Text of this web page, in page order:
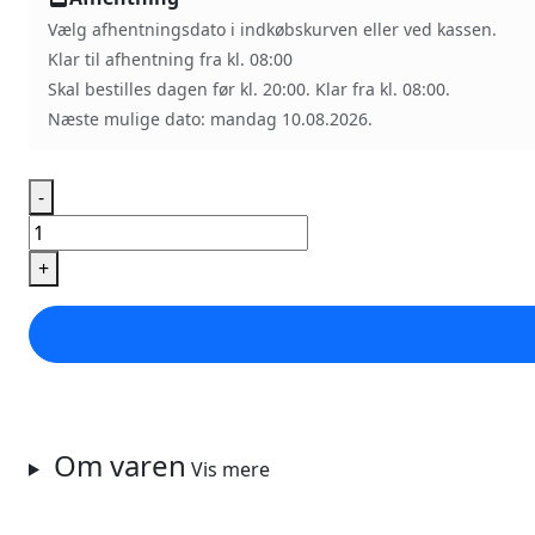
Vælg afhentningsdato i indkøbskurven eller ved kassen.
Klar til afhentning fra kl. 08:00
Skal bestilles dagen før kl. 20:00. Klar fra kl. 08:00.
Næste mulige dato: mandag 10.08.2026.
-
Spansk
Rundstykke
antal
+
Om varen Vis mere